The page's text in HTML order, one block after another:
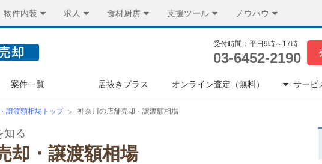
物件内装 求人 食材厨房 支援ツール ノウハウ
受付時間：平日9時～17時
03-6452-2190
案件一覧 居抜きプラス オンライン査定（無料） サービ
譲渡額相場トップ 神奈川の店舗売却・譲渡額相場
知る
却・譲渡額相場